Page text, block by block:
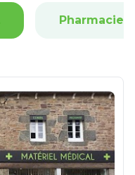
Pharmacies